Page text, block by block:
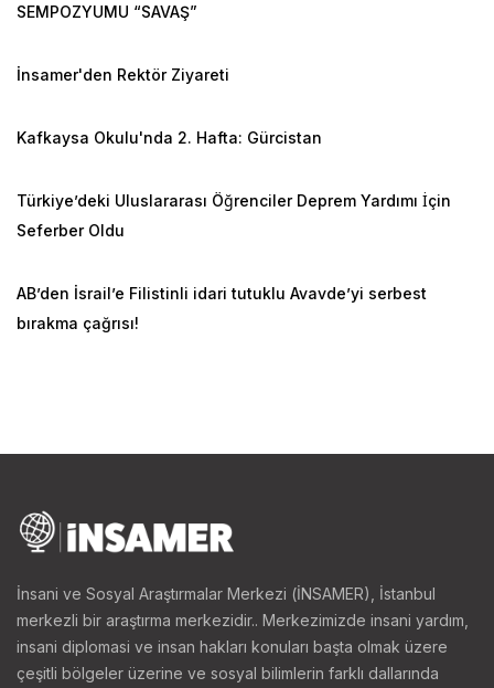
SEMPOZYUMU “SAVAŞ”
İnsamer'den Rektör Ziyareti
Kafkaysa Okulu'nda 2. Hafta: Gürcistan
Türkiye’deki Uluslararası Öğrenciler Deprem Yardımı İçin
Seferber Oldu
AB’den İsrail’e Filistinli idari tutuklu Avavde’yi serbest
bırakma çağrısı!
İnsani ve Sosyal Araştırmalar Merkezi (İNSAMER), İstanbul
merkezli bir araştırma merkezidir.. Merkezimizde insani yardım,
insani diplomasi ve insan hakları konuları başta olmak üzere
çeşitli bölgeler üzerine ve sosyal bilimlerin farklı dallarında